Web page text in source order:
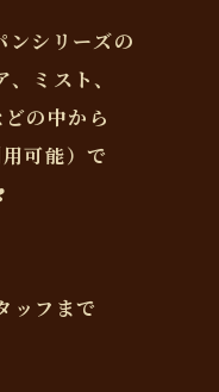
ンシリーズの
ミスト、
の中から
可能）で
ッフまで